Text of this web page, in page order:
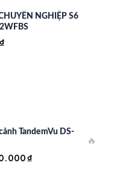
₫.là:
4.900.000 ₫.
NGHIỆP S6
₫
TandemVu DS-
₫
🔥